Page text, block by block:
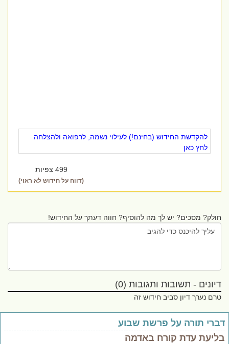
להקדשת החידוש (בחינם!) לעילוי נשמה, לרפואה ולהצלחה
לחץ כאן
499 צפיות
(דווח על חידוש לא ראוי)
חולק? מסכים? יש לך מה להוסיף? חווה דעתך על החידוש!
דיונים - תשובות ותגובות (0)
טרם נערך דיון סביב חידוש זה
תורה על פרשת שבוע
עדת קורח באדמה